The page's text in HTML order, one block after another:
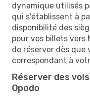
dynamique utilisés
qui s'établissent à
disponibilité des
pour vos billets vers
de réserver dès
correspondant à
Réserver des
Opodo